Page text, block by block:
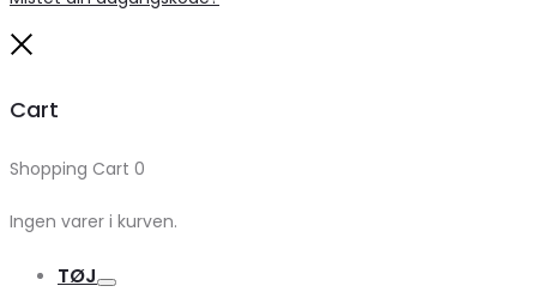
Cart
Shopping Cart 0
Ingen varer i kurven.
TØJ